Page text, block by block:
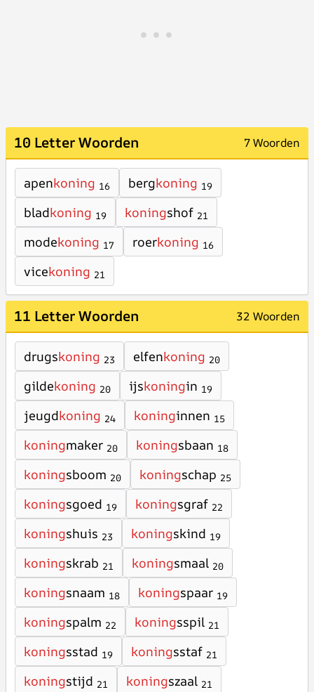
10 Letter Woorden 7 Woorden
apenkoning 16 bergkoning 19
bladkoning 19 koningshof 21
modekoning 17 roerkoning 16
vicekoning 21
11 Letter Woorden 32 Woorden
drugskoning 23 elfenkoning 20
gildekoning 20 ijskoningin 19
jeugdkoning 24 koninginnen 15
koningmaker 20 koningsbaan 18
koningsboom 20 koningschap 25
koningsgoed 19 koningsgraf 22
koningshuis 23 koningskind 19
koningskrab 21 koningsmaal 20
koningsnaam 18 koningspaar 19
koningspalm 22 koningsspil 21
koningsstad 19 koningsstaf 21
koningstijd 21 koningszaal 21